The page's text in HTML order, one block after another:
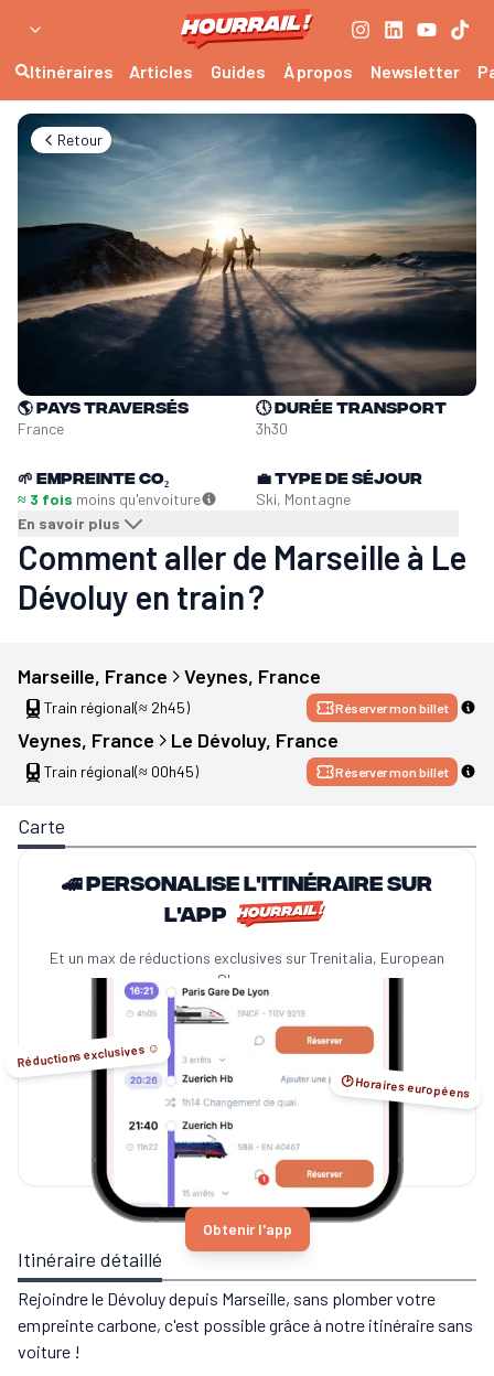
Itinéraires Articles Guides À propos Newsletter
Retour
🌎Pays traversés
France
🕔Durée transport
3h30
🌱 Empreinte CO₂
≈ 3 fois moins qu'envoiture
En savoir plus
💼Type de séjour
Ski, Montagne
Comment aller de Marseille à Le
Dévoluy en train ?
Marseille, France Veynes, France
Train régional(≈ 2h45) Réserver mon billet
Veynes, France Le Dévoluy, France
Train régional(≈ 00h45) Réserver mon billet
Carte
🚄 Personalise l'itinéraire sur
l'app
Et un max de réductions exclusives sur Trenitalia, European
Sleeper...
Réductions exclusives ☺️
🕑 Horaires européens
Obtenir l'app
Itinéraire détaillé
Rejoindre le Dévoluy depuis Marseille, sans plomber votre
empreinte carbone, c'est possible grâce à notre itinéraire sans
voiture !